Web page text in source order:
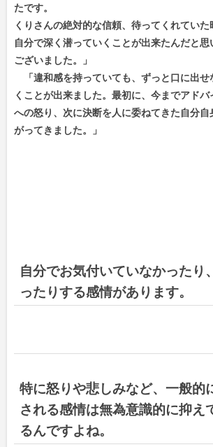
たです。
くりさんの絶対的な信頼、待ってくれていた
自分で深く潜っていくことが出来たんだと思
ございました。」
「違和感を持っていても、ずっと口に出せ
くことが出来ました。最初に、今までアド
への怒り、次に決断を人に委ねてきた自分
がってきました。」
自分でお気付いていなかったり
ったりする感情があります。
特に怒りや悲しみなど、一般的
される感情は無為意識的に抑え
るんですよね。